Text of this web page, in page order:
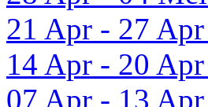
21 Apr - 27
14 Apr - 20
07 Apr - 13